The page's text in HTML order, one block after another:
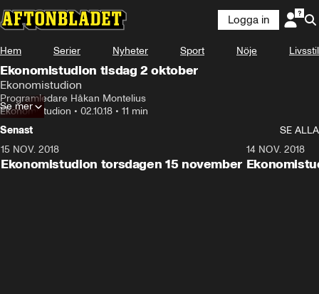
Logga in
Hem Serier Nyheter Sport Nöje Livsstil
Ekonomistudion tisdag 2 oktober
Ekonomistudion
Programledare Håkan Montelius
Ekonomistudion • 02.10.18 • 11 min
Se mer
Senast
SE ALLA
15 NOV. 2018
Ekonomistudion torsdagen 15 november
14 NOV. 2018